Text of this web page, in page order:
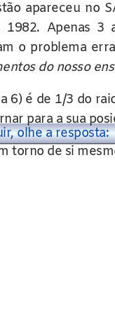
apareceu no
1982. Apenas 3
o problema
do nosso
6) é de 1/3 do
para a sua
torno de si
olhe a resposta: